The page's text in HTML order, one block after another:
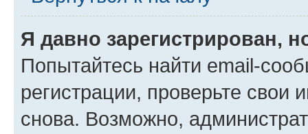
Я давно зарегистрирован,
Попытайтесь найти email-
регистрации, проверьте свои
снова. Возможно,